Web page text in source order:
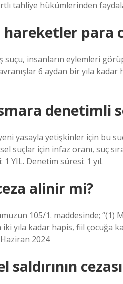
tahliye hükümlerinden
hareketler para
suçu, insanların eylemleri
6 aydan bir yıla kadar
denetimli
yasayla yetişkinler için bu
suçlar için infaz oranı, suç
YIL. Denetim süresi: 1 yıl.
alinir mi?
105/1. maddesinde;
yıla kadar hapis, fiil çocuğa
Haziran 2024
saldırının